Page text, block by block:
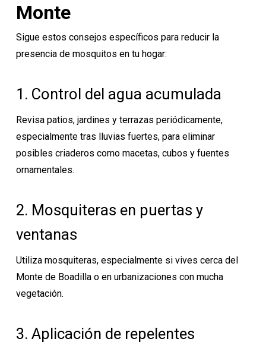
Monte
Sigue estos consejos específicos para reducir la
presencia de mosquitos en tu hogar:
1. Control del agua acumulada
Revisa patios, jardines y terrazas periódicamente,
especialmente tras lluvias fuertes, para eliminar
posibles criaderos como macetas, cubos y fuentes
ornamentales.
2. Mosquiteras en puertas y
ventanas
Utiliza mosquiteras, especialmente si vives cerca del
Monte de Boadilla o en urbanizaciones con mucha
vegetación.
3. Aplicación de repelentes